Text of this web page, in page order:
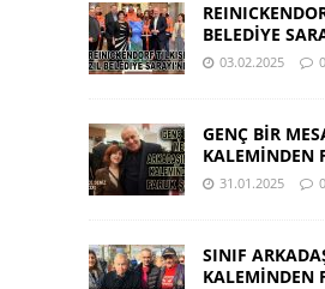
BELEDİYE
03.02.2025 0
GENÇ BİR
KALEMİNDEN
31.01.2025 0
SINIF
KALEMİNDEN